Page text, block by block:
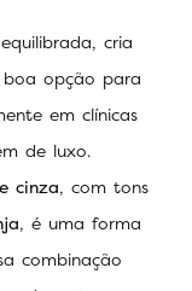
cria
boa opção para
em clínicas
de luxo.
cinza, com tons
, é uma forma
combinação